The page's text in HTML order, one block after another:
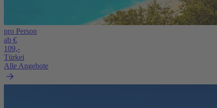
pro Person
ab €
109,-
Türkei
Alle Angebote